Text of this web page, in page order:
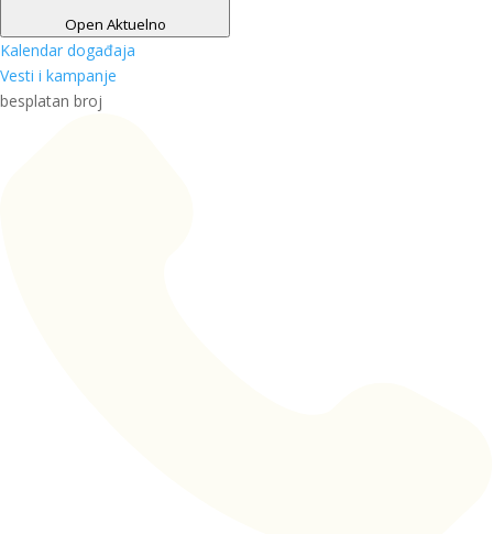
Open Aktuelno
Kalendar događaja
Vesti i kampanje
besplatan broj